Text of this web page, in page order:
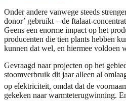
Onder andere vanwege steeds
donor’ gebruikt – de ftalaat-
Geens een enorme impact op het
producenten die tien plants hebben
kunnen dat wel, en hiermee voldoen
Gevraagd naar projecten op het
stoomverbruik dit jaar alleen al
op elektriciteit, omdat dat de
gekeken naar warmteterugwinning.